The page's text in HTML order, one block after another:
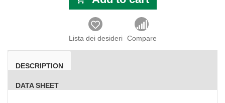
Lista dei desideri Compare
DESCRIPTION
DATA SHEET